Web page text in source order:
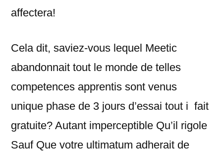
affectera!
Cela dit, saviez-vous lequel Meetic
abandonnait tout le monde de telles
competences apprentis sont venus
unique phase de 3 jours d’essai tout i fait
gratuite? Autant imperceptible Qu’il rigole
Sauf Que votre ultimatum adherait de